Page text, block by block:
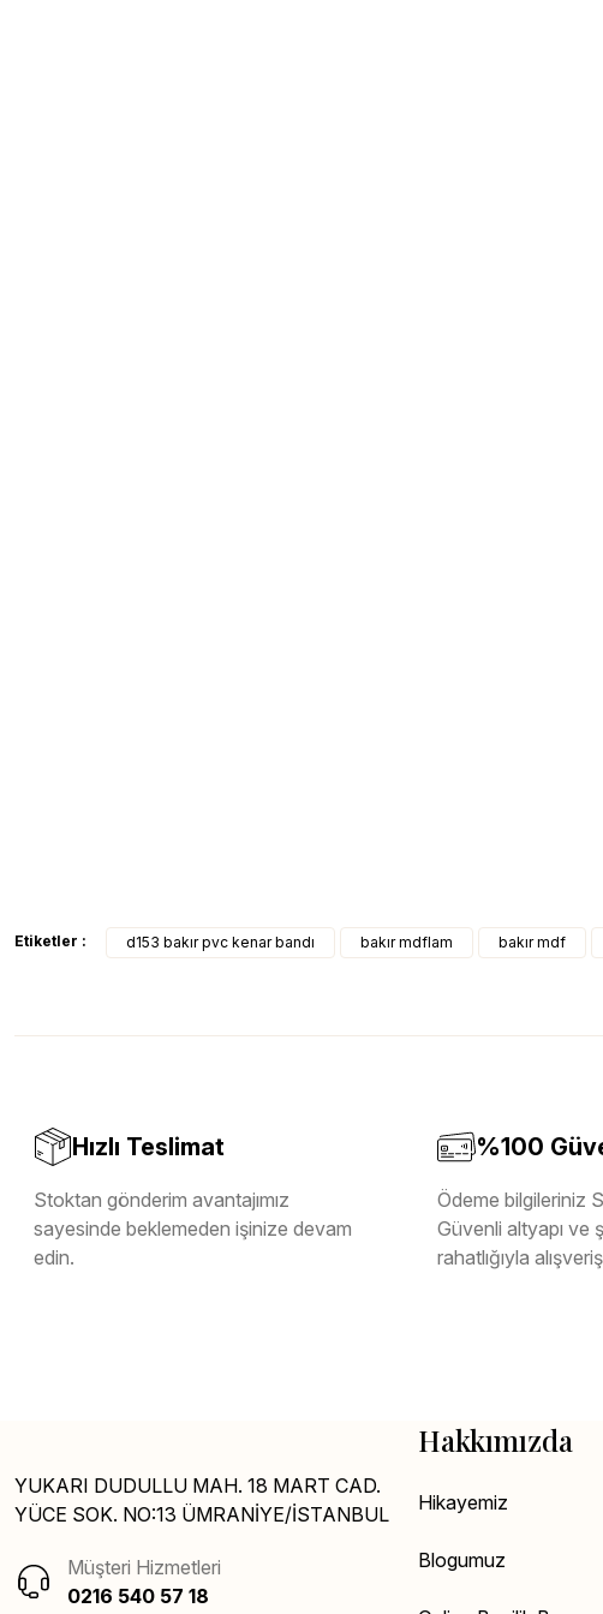
Etiketler : d153 bakır pvc kenar bandı bakır mdflam bakır mdf
Hızlı Teslimat
Stoktan gönderim avantajımız
sayesinde beklemeden işinize devam
edin.
%100
Ödeme bilgileriniz
Güvenli altyapı ve
rahatlığıyla
YUKARI DUDULLU MAH. 18 MART CAD.
YÜCE SOK. NO:13 ÜMRANİYE/İSTANBUL
Müşteri Hizmetleri
0216 540 57 18
Hakkımızda
Hikayemiz
Blogumuz